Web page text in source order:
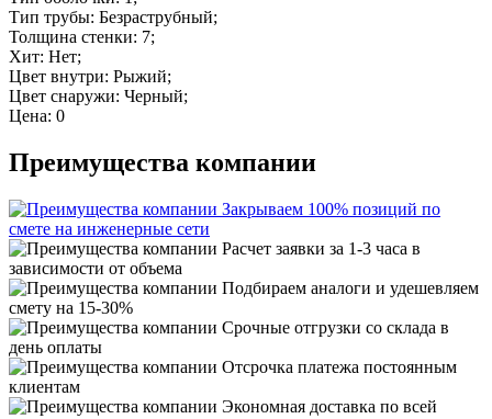
Тип трубы: Безраструбный;
Толщина стенки: 7;
Хит: Нет;
Цвет внутри: Рыжий;
Цвет снаружи: Черный;
Цена: 0
Преимущества компании
Закрываем 100% позиций по
смете на инженерные сети
Расчет заявки за 1-3 часа в
зависимости от объема
Подбираем аналоги и удешевляем
смету на 15-30%
Срочные отгрузки со склада в
день оплаты
Отсрочка платежа постоянным
клиентам
Экономная доставка по всей